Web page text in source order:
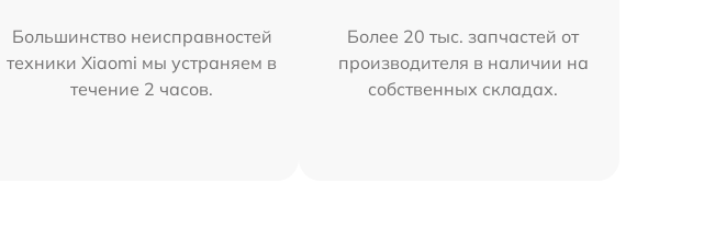
Большинство неисправностей
техники Xiaomi мы устраняем в
течение 2 часов.
Более 20 тыс. запчастей от
производителя в наличии на
собственных складах.